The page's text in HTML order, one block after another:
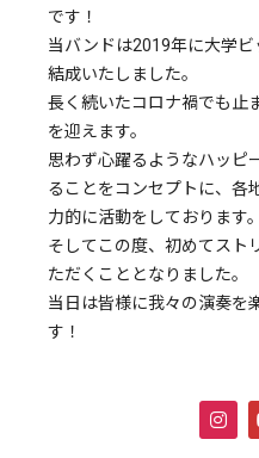
です！
当バンドは2019年に大学
結成いたしました。
長く続いたコロナ禍でも止
を迎えます。
思わず心躍るようなハッピ
ることをコンセプトに、各
力的に活動をしております。
そしてこの度、初めてスト
ただくこととなりました。
当日は皆様に我々の演奏を
す！